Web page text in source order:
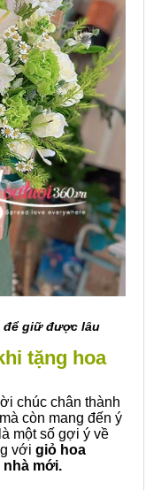
để giữ được lâu
tặng hoa
chúc chân thành
còn mang đến ý
một số gợi ý về
với giỏ hoa
nhà mới.